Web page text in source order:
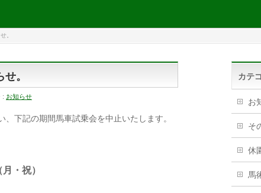
。
。
: お知らせ
下記の期間馬車試乗会を中止いたします。
・祝）
カテ
お
そ
休
馬